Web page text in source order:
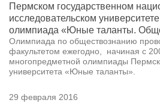
Пермском государственном
исследовательском
олимпиада «Юные таланты.
Олимпиада по обществознанию
факультетом ежегодно, начиная с
многопредметной олимпиады
университета «Юные таланты».
29 февраля 2016